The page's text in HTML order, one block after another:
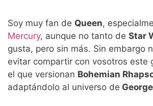
Soy muy fan de Queen,
Mercury, aunque no tanto de Star
gusta, pero sin más. Sin embargo
evitar compartir con vosotros este
el que versionan Bohemian
adaptándolo al universo de